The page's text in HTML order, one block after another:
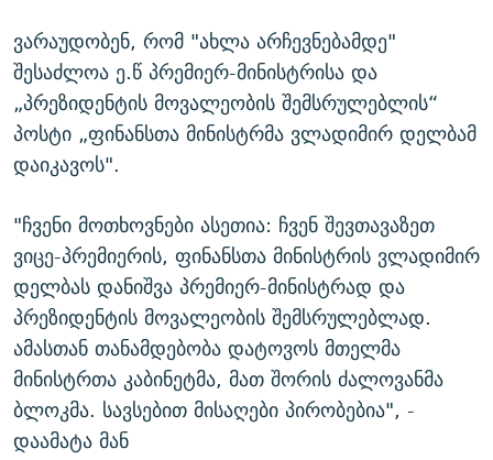
ვარაუდობენ, რომ "ახლა არჩევნებამდე"
შესაძლოა ე.წ პრემიერ-მინისტრისა და
„პრეზიდენტის მოვალეობის შემსრულებლის“
პოსტი „ფინანსთა მინისტრმა ვლადიმირ დელბამ
დაიკავოს".
"ჩვენი მოთხოვნები ასეთია: ჩვენ შევთავაზეთ
ვიცე-პრემიერის, ფინანსთა მინისტრის ვლადიმირ
დელბას დანიშვა პრემიერ-მინისტრად და
პრეზიდენტის მოვალეობის შემსრულებლად.
ამასთან თანამდებობა დატოვოს მთელმა
მინისტრთა კაბინეტმა, მათ შორის ძალოვანმა
ბლოკმა. სავსებით მისაღები პირობებია", -
დაამატა მან